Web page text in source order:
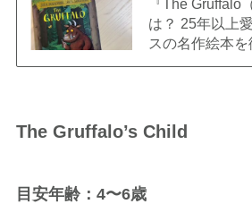
『The Gruffalo
は？ 25年以上
スの名作絵本
The Gruffalo’s Child
目安年齢：4〜6歳